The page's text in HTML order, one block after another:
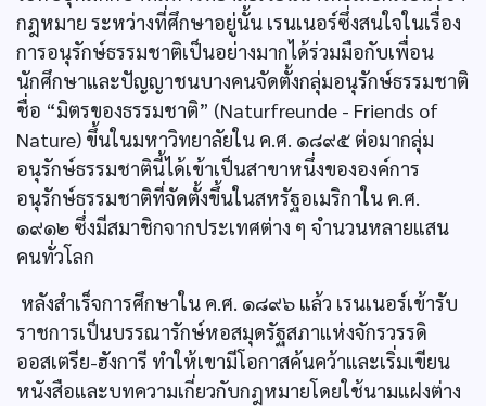
กฎหมาย ระหว่างที่ศึกษาอยู่นั้น เรนเนอร์ซึ่งสนใจในเรื่อง
การอนุรักษ์ธรรมชาติเป็นอย่างมากได้ร่วมมือกับเพื่อน
นักศึกษาและปัญญาชนบางคนจัดตั้งกลุ่มอนุรักษ์ธรรมชาติ
ชื่อ “มิตรของธรรมชาติ” (Naturfreunde - Friends of
Nature) ขึ้นในมหาวิทยาลัยใน ค.ศ. ๑๘๙๕ ต่อมากลุ่ม
อนุรักษ์ธรรมชาตินี้ได้เข้าเป็นสาขาหนึ่งขององค์การ
อนุรักษ์ธรรมชาติที่จัดตั้งขึ้นในสหรัฐอเมริกาใน ค.ศ.
๑๙๑๒ ซึ่งมีสมาชิกจากประเทศต่าง ๆ จำนวนหลายแสน
คนทั่วโลก
หลังสำเร็จการศึกษาใน ค.ศ. ๑๘๙๖ แล้ว เรนเนอร์เข้ารับ
ราชการเป็นบรรณารักษ์หอสมุดรัฐสภาแห่งจักรวรรดิ
ออสเตรีย-ฮังการี ทำให้เขามีโอกาสค้นคว้าและเริ่มเขียน
หนังสือและบทความเกี่ยวกับกฎหมายโดยใช้นามแฝงต่าง